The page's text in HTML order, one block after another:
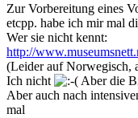
Zur Vorbereitung eines
etcpp. habe ich mir mal
Wer sie nicht kennt:
http://
(Leider auf Norwegisch,
Ich nicht
Aber die
Aber auch nach
mal